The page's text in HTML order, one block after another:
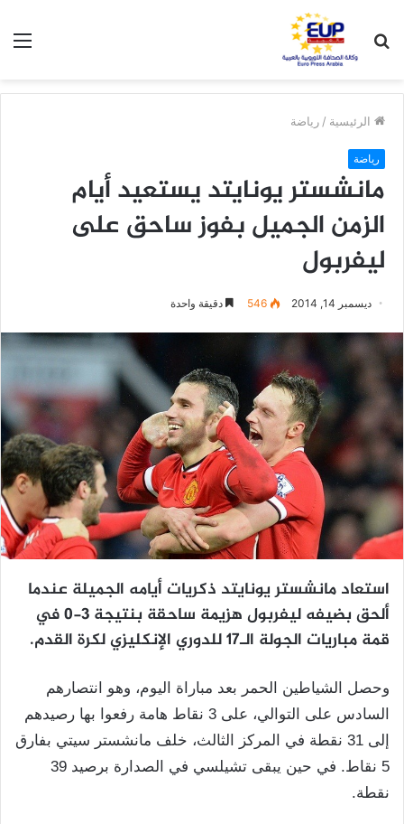
عن
الرئيسية / رياضة
رياضة
مانشستر يونايتد يستعيد أيام
الزمن الجميل بفوز ساحق على
ليفربول
ديسمبر 14, 2014 546 دقيقة واحدة
استعاد مانشستر يونايتد ذكريات أيامه الجميلة عندما
ألحق بضيفه ليفربول هزيمة ساحقة بنتيجة 3-0 في
قمة مباريات الجولة الـ17 للدوري الإنكليزي لكرة القدم.
وحصل الشياطين الحمر بعد مباراة اليوم، وهو انتصارهم
السادس على التوالي، على 3 نقاط هامة رفعوا بها رصيدهم
إلى 31 نقطة في المركز الثالث، خلف مانشستر سيتي بفارق
5 نقاط. في حين يبقى تشيلسي في الصدارة برصيد 39
نقطة.